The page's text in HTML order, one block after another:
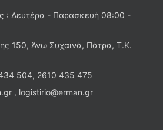
: Δευτέρα - Παρασκευή 08:00 -
150, Άνω Συχαινά, Πάτρα, Τ.Κ.
504, 2610 435 475
, logistirio@erman.gr